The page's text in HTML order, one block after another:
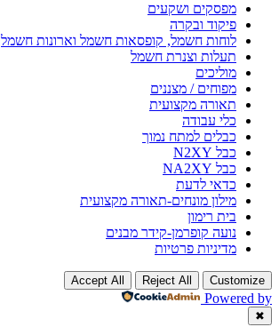
מפסקים ושקעים
פיקוד ובקרה
לוחות חשמל, קופסאות חשמל וארונות חשמל
תעלות וצנרת חשמל
מוליכים
מפוחים / מצננים
תאורה מקצועית
כלי עבודה
כבלים למתח נמוך
כבל N2XY
כבל NA2XY
כדאי לדעת
מילון מונחים-תאורה מקצועית
בית רימון
נועה קופרמן-קידר מבנים
מדיניות פרטיות
Customize
Reject All
Accept All
Powered by
✖